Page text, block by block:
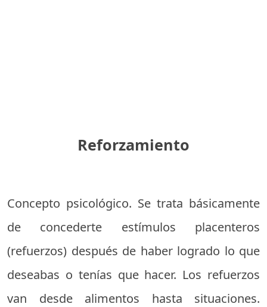
Reforzamiento
Concepto psicológico. Se trata básicamente
de concederte estímulos placenteros
(refuerzos) después de haber logrado lo que
deseabas o tenías que hacer. Los refuerzos
van desde alimentos hasta situaciones.